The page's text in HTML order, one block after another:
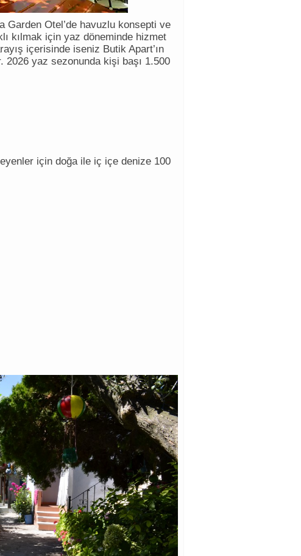
Garden Otel’de havuzlu konsepti ve
kılmak için yaz döneminde hizmet
içerisinde iseniz Butik Apart’ın
yaz sezonunda kişi başı 1.500
için doğa ile iç içe denize 100